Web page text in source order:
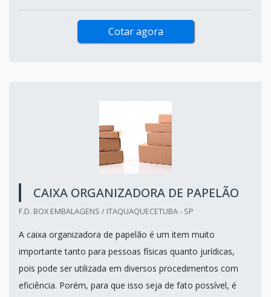
Cotar agora
CAIXA ORGANIZADORA DE PAPELÃO
F.D. BOX EMBALAGENS / ITAQUAQUECETUBA - SP
A caixa organizadora de papelão é um item muito
importante tanto para pessoas físicas quanto jurídicas,
pois pode ser utilizada em diversos procedimentos com
eficiência. Porém, para que isso seja de fato possível, é